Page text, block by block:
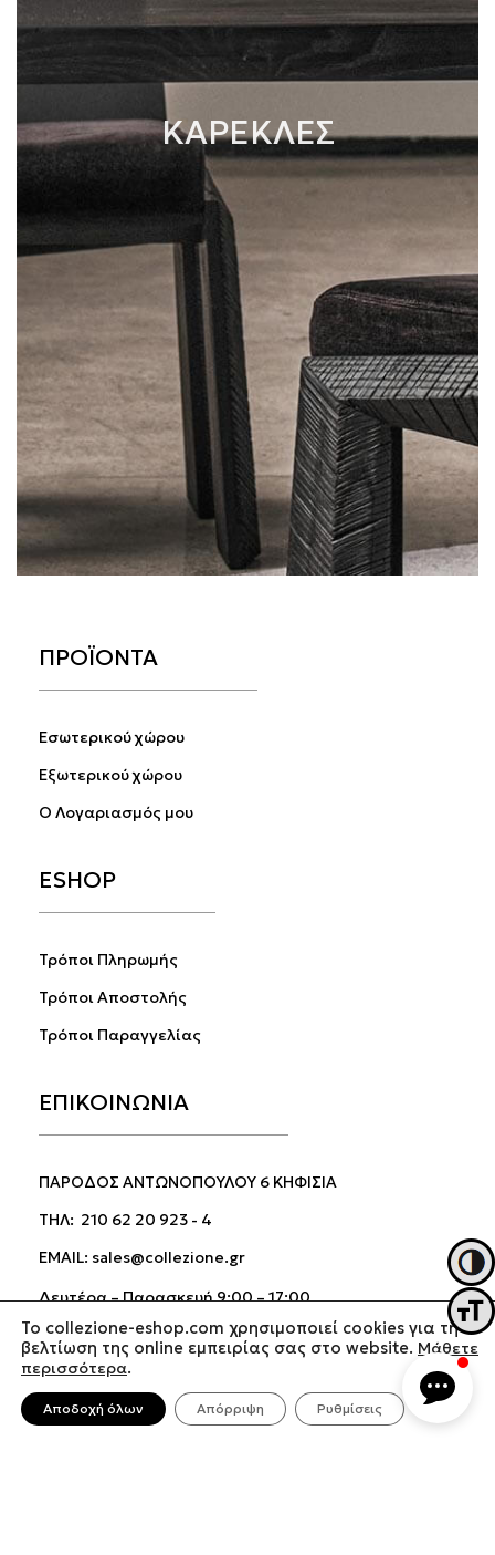
ΚΑΡΕΚΛΕΣ
ΠΡΟΪΟΝΤΑ
Εσωτερικού χώρου
Εξωτερικού χώρου
Ο Λογαριασμός μου
ESHOP
Τρόποι Πληρωμής
Τρόποι Αποστολής
Τρόποι Παραγγελίας
ΕΠΙΚΟΙΝΩΝΙΑ
ΠΑΡΟΔΟΣ ΑΝΤΩΝΟΠΟΥΛΟΥ 6 ΚΗΦΙΣΙΑ
ΤΗΛ: 210 62 20 923 - 4
EMAIL: sales@collezione.gr
Δευτέρα – Παρασκευή 9:00 – 17:00
Σάββατο 9:00 – 15:00
To collezione-eshop.com χρησιμοποιεί cookies για τη
βελτίωση της online εμπειρίας σας στο website. Μάθετε
περισσότερα.
Αποδοχή όλων Απόρριψη Ρυθμίσεις